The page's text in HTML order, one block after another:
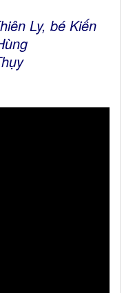
Ly, bé Kiến